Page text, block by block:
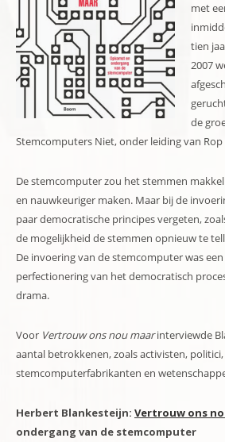
met
tien
2007
de
Stemcomputers Niet, onder leiding van Rop
De stemcomputer zou het stemmen
en nauwkeuriger maken. Maar bij de
paar democratische principes vergeten,
de mogelijkheid de stemmen opnieuw te
De invoering van de stemcomputer was
perfectionering van het democratisch
drama.
Voor Vertrouw ons nou maarinterviewde
aantal betrokkenen, zoals activisten, politici,
stemcomputerfabrikanten en
Herbert Blankesteijn: Vertrouw ons
ondergang van de stemcomputer